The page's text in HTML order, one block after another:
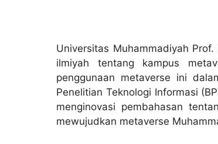
Universitas Muhammadiyah
ilmiyah tentang kampus
penggunaan metaverse ini
Penelitian Teknologi Informasi
menginovasi pembahasan
mewujudkan metaverse